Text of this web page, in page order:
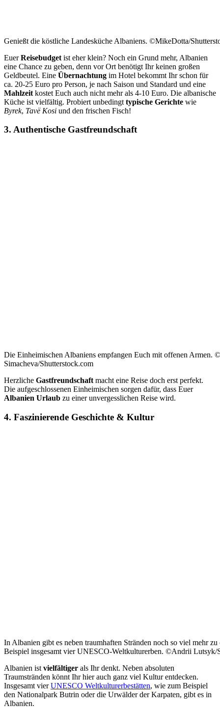
Genießt die köstliche Landesküche Albaniens. ©MikeDotta/
EuerReisebudget ist eher klein? Noch ein Grund mehr, Albanien
eine Chance zu geben, denn vor Ort benötigt Ihr keinen großen
Geldbeutel. Eine Übernachtung im Hotel bekommt Ihr schon für
ca. 20-25 Euro pro Person, je nach Saison und Standard und eine
Mahlzeit kostet Euch auch nicht mehr als 4-10 Euro. Die albanische
Küche ist vielfältig. Probiert unbedingt typische Gerichte wie
Byrek, Tavë Kosi und den frischen Fisch!
3. Authentische Gastfreundschaft
Die Einheimischen Albaniens empfangen Euch mit offenen Armen.
Simacheva/Shutterstock.com
Herzliche Gastfreundschaft macht eine Reise doch erst perfekt.
Die aufgeschlossenen Einheimischen sorgen dafür, dass Euer
Albanien Urlaub zu einer unvergesslichen Reise wird.
4. Faszinierende Geschichte & Kultur
In Albanien gibt es neben traumhaften Stränden noch so viel mehr
Beispiel insgesamt vier UNESCO-Weltkulturerben. ©Andrii Lutsyk/
Albanien ist vielfältiger als Ihr denkt. Neben absoluten
Traumstränden könnt Ihr hier auch ganz viel Kultur entdecken.
Insgesamt vierUNESCO Weltkulturerbestätten, wie zum Beispiel
den Nationalpark Butrin oder die Urwälder der Karpaten, gibt es in
Albanien.